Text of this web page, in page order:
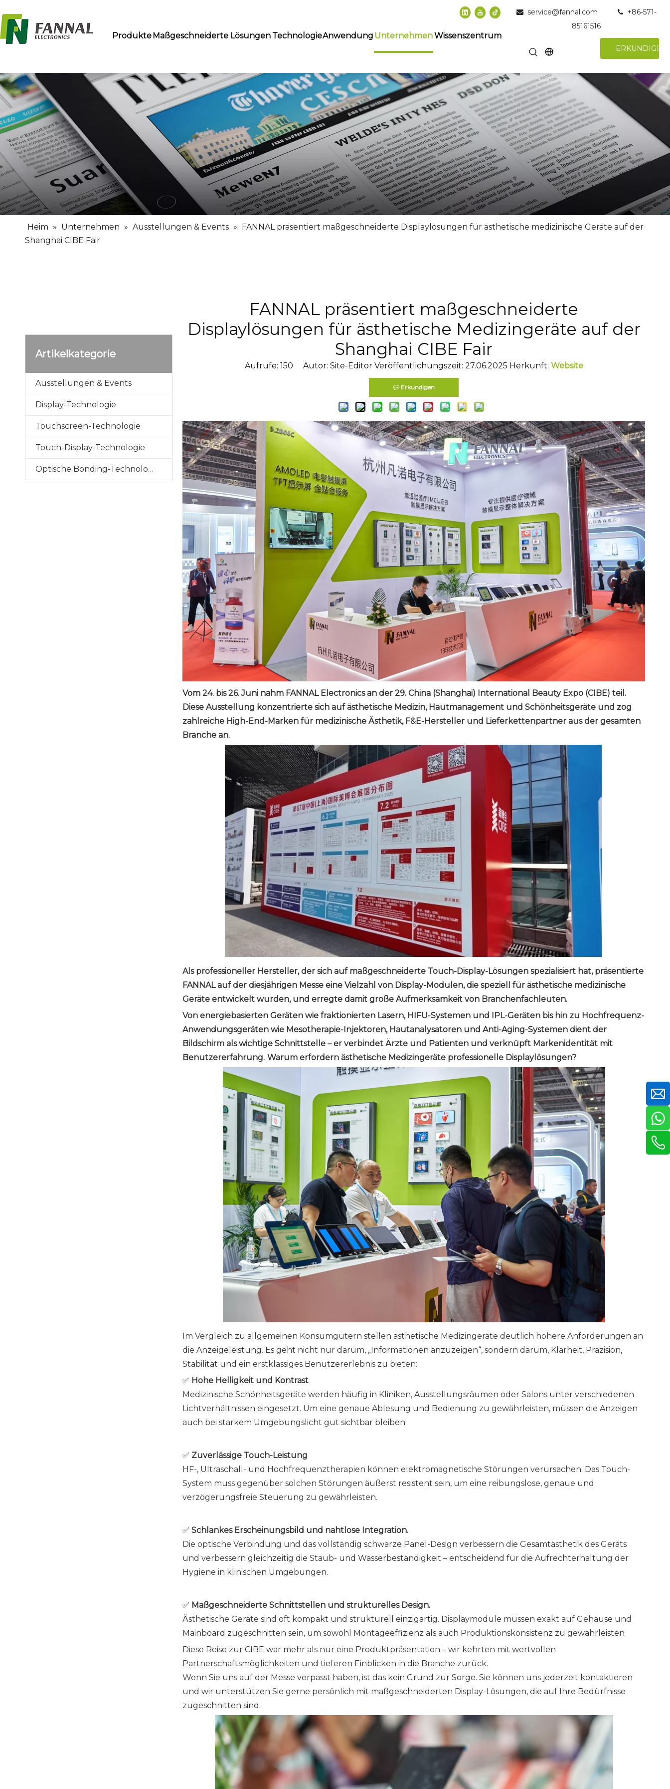
Produkte Maßgeschneiderte Lösungen TechnologieAnwendung UnternehmenWissenszentrum
 service@fannal.com +86-571-
85161516
ERKUNDIGEN
Heim » Unternehmen » Ausstellungen & Events » FANNAL präsentiert maßgeschneiderte Displaylösungen für ästhetische medizinische Geräte auf der
Shanghai CIBE Fair
Artikelkategorie
Ausstellungen & Events
Display-Technologie
Touchscreen-Technologie
Touch-Display-Technologie
Optische Bonding-Technologie
FANNAL präsentiert maßgeschneiderte
Displaylösungen für ästhetische Medizingeräte auf der
Shanghai CIBE Fair
Aufrufe: 150 Autor: Site-Editor Veröffentlichungszeit: 27.06.2025 Herkunft: Website
Erkundigen
Vom 24. bis 26. Juni nahm FANNAL Electronics an der 29. China (Shanghai) International Beauty Expo (CIBE) teil.
Diese Ausstellung konzentrierte sich auf ästhetische Medizin, Hautmanagement und Schönheitsgeräte und zog
zahlreiche High-End-Marken für medizinische Ästhetik, F&E-Hersteller und Lieferkettenpartner aus der gesamten
Branche an.
Als professioneller Hersteller, der sich auf maßgeschneiderte Touch-Display-Lösungen spezialisiert hat, präsentierte
FANNAL auf der diesjährigen Messe eine Vielzahl von Display-Modulen, die speziell für ästhetische medizinische
Geräte entwickelt wurden, und erregte damit große Aufmerksamkeit von Branchenfachleuten.
Von energiebasierten Geräten wie fraktionierten Lasern, HIFU-Systemen und IPL-Geräten bis hin zu Hochfrequenz-
Anwendungsgeräten wie Mesotherapie-Injektoren, Hautanalysatoren und Anti-Aging-Systemen dient der
Bildschirm als wichtige Schnittstelle – er verbindet Ärzte und Patienten und verknüpft Markenidentität mit
Benutzererfahrung. Warum erfordern ästhetische Medizingeräte professionelle Displaylösungen?
Im Vergleich zu allgemeinen Konsumgütern stellen ästhetische Medizingeräte deutlich höhere Anforderungen an
die Anzeigeleistung. Es geht nicht nur darum, „Informationen anzuzeigen“, sondern darum, Klarheit, Präzision,
Stabilität und ein erstklassiges Benutzererlebnis zu bieten:
✅ Hohe Helligkeit und Kontrast
Medizinische Schönheitsgeräte werden häufig in Kliniken, Ausstellungsräumen oder Salons unter verschiedenen
Lichtverhältnissen eingesetzt. Um eine genaue Ablesung und Bedienung zu gewährleisten, müssen die Anzeigen
auch bei starkem Umgebungslicht gut sichtbar bleiben.
✅ Zuverlässige Touch-Leistung
HF-, Ultraschall- und Hochfrequenztherapien können elektromagnetische Störungen verursachen. Das Touch-
System muss gegenüber solchen Störungen äußerst resistent sein, um eine reibungslose, genaue und
verzögerungsfreie Steuerung zu gewährleisten.
✅ Schlankes Erscheinungsbild und nahtlose Integration.
Die optische Verbindung und das vollständig schwarze Panel-Design verbessern die Gesamtästhetik des Geräts
und verbessern gleichzeitig die Staub- und Wasserbeständigkeit – entscheidend für die Aufrechterhaltung der
Hygiene in klinischen Umgebungen.
✅ Maßgeschneiderte Schnittstellen und strukturelles Design.
Ästhetische Geräte sind oft kompakt und strukturell einzigartig. Displaymodule müssen exakt auf Gehäuse und
Mainboard zugeschnitten sein, um sowohl Montageeffizienz als auch Produktionskonsistenz zu gewährleisten
Diese Reise zur CIBE war mehr als nur eine Produktpräsentation – wir kehrten mit wertvollen
Partnerschaftsmöglichkeiten und tieferen Einblicken in die Branche zurück.
Wenn Sie uns auf der Messe verpasst haben, ist das kein Grund zur Sorge. Sie können uns jederzeit kontaktieren
und wir unterstützen Sie gerne persönlich mit maßgeschneiderten Display-Lösungen, die auf Ihre Bedürfnisse
zugeschnitten sind.